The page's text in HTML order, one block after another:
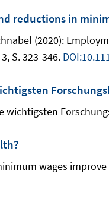
reductions in
(2020):
S. 323-346.
wages